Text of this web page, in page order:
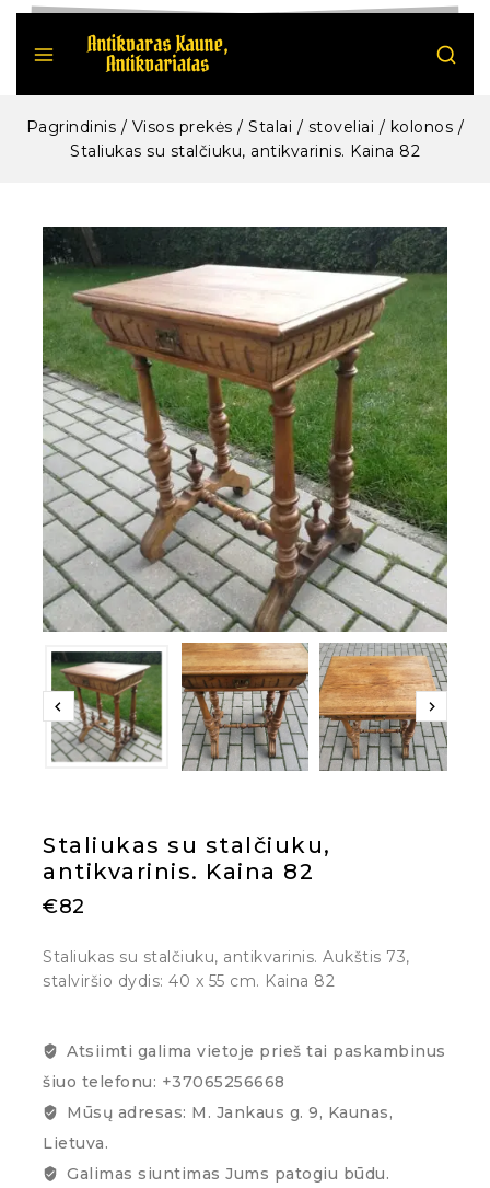
Pagrindinis / Visos prekės / Stalai / stoveliai / kolonos /
Staliukas su stalčiuku, antikvarinis. Kaina 82
Staliukas su stalčiuku,
antikvarinis. Kaina 82
€82
Staliukas su stalčiuku, antikvarinis. Aukštis 73,
stalviršio dydis: 40 x 55 cm. Kaina 82
Atsiimti galima vietoje prieš tai paskambinus
šiuo telefonu: +37065256668
Mūsų adresas: M. Jankaus g. 9, Kaunas,
Lietuva.
Galimas siuntimas Jums patogiu būdu.